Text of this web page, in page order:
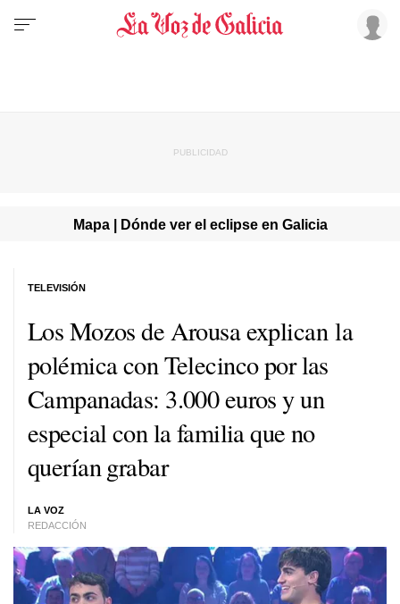
Mapa | Dónde ver el eclipse en Galicia
Los Mozos de Arousa explican la
polémica con Telecinco por las
Campanadas: 3.000 euros y un
especial con la familia que no
querían grabar
LA VOZ
REDACCIÓN
TELEVISIÓN